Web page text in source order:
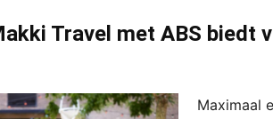
Travel met ABS biedt
Maximaal